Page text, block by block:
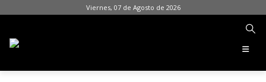
Viernes, 07 de Agosto de 2026